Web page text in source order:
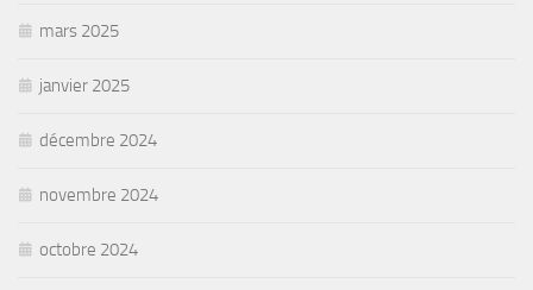
mars 2025
janvier 2025
décembre 2024
novembre 2024
octobre 2024